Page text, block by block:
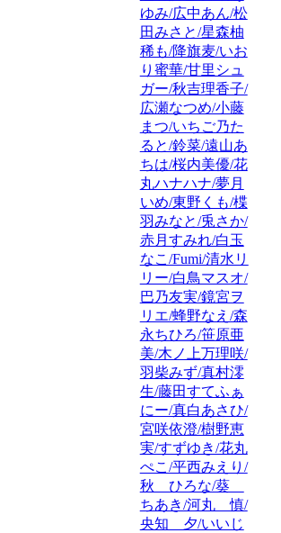
ゆみ/広中あん/松
田みさと/星森柚
稀も/降旗麦/いお
り蜜華/甘里シュ
ガー/秋吉理香子/
広瀬なつめ/小藤
まつ/いちご乃た
ると/鈴菜/遠山あ
ちは/桜内美優/花
丸ハナハナ/夢月
いめ/東野くも/楪
羽みなと/兎さか/
赤月すみれ/白玉
なこ/Fumi/清水リ
リー/白鳥マスオ/
巴乃友実/鏡宮ヲ
リエ/蜂野なえ/森
永ちひろ/笹原亜
美/木ノ上万理咲/
羽柴みず/真村澪
生/藤田すてふぁ
にー/真白あさひ/
宮咲依澄/樹野恵
実/すずゆき/花丸
ぺこ/平西みえり/
秋 ひろな/葵
ちあき/河丸 慎/
央知 夕/いいじ